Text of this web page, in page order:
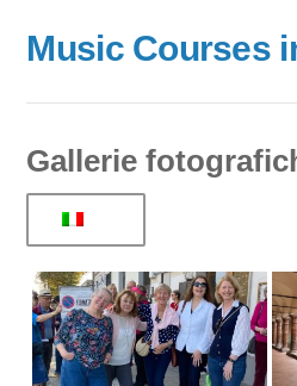
Music Courses
Gallerie